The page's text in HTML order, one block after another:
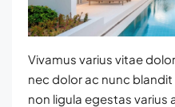
Vivamus varius vitae
nec dolor ac nunc
non ligula egestas varius